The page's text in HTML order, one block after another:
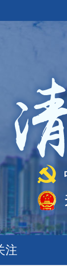
注